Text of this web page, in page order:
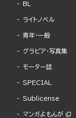
BL
ライトノベル
青年・一般
グラビア・写真集
モーター誌
SPECIAL
Sublicense
マンガよもんが